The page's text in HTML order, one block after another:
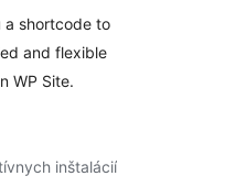
a shortcode to
and flexible
WP Site.
inštalácií